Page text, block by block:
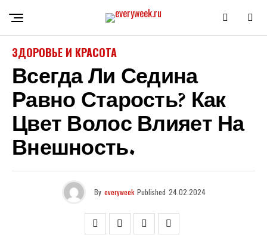
ЗДОРОВЬЕ И КРАСОТА
Всегда Ли Седина
Равно Старость? Как
Цвет Волос Влияет На
Внешность.
By everyweek Published 24.02.2024